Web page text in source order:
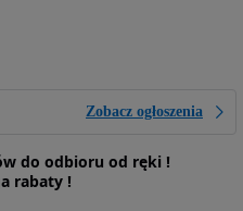
Zobacz ogłoszenia
do odbioru od ręki !
rabaty !